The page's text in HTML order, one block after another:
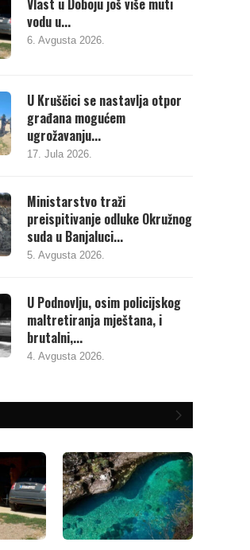
Vlast u Doboju još više muti
vodu u...
6. Avgusta 2026.
U Kruščici se nastavlja otpor
građana mogućem
ugrožavanju...
17. Jula 2026.
Ministarstvo traži
preispitivanje odluke Okružnog
suda u Banjaluci...
5. Avgusta 2026.
U Podnovlju, osim policijskog
maltretiranja mještana, i
brutalni,...
4. Avgusta 2026.